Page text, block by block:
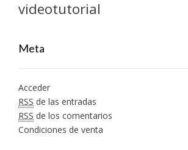
videotutorial
Meta
Acceder
RSS de las entradas
RSS de los comentarios
Condiciones de venta